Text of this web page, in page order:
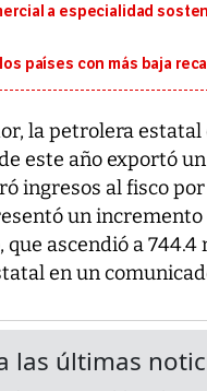
a especialidad
los países con más baja
la petrolera
este año exportó
ingresos al fisco
un incremento
que ascendió a
en un